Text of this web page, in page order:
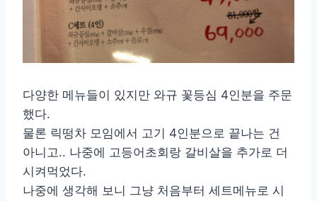
다양한 메뉴들이 있지만 와규 꽃등심 4인분을 주문
했다.
물론 릭떵차 모임에서 고기 4인분으로 끝나는 건
아니고.. 나중에 고등어초회랑 갈비살을 추가로 더
시켜먹었다.
나중에 생각해 보니 그냥 처음부터 세트메뉴로 시